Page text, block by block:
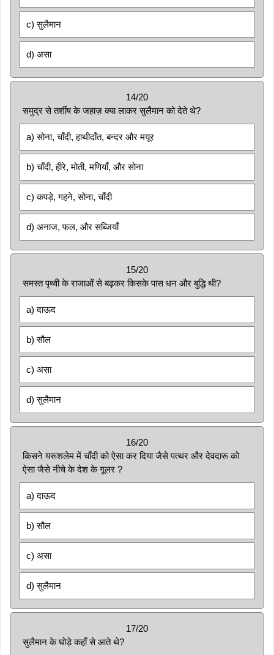
c) सुलैमान
d) असा
14/20
समुद्र से तर्शीष के जहाज़ क्या लाकर सुलैमान को देते थे?
a) सोना, चाँदी, हाथीदाँत, बन्दर और मयूर
b) चाँदी, हीरे, मोती, मणियाँ, और सोना
c) कपड़े, गहने, सोना, चाँदी
d) अनाज, फल, और सब्जियाँ
15/20
समस्त पृथ्वी के राजाओं से बढ़कर किसके पास धन और बुद्धि थी?
a) दाऊद
b) सौल
c) असा
d) सुलैमान
16/20
किसने यरूशलेम में चाँदी को ऐसा कर दिया जैसे पत्थर और देवदारू को
ऐसा जैसे नीचे के देश के गूलर ?
a) दाऊद
b) सौल
c) असा
d) सुलैमान
17/20
सुलैमान के घोड़े कहाँ से आते थे?